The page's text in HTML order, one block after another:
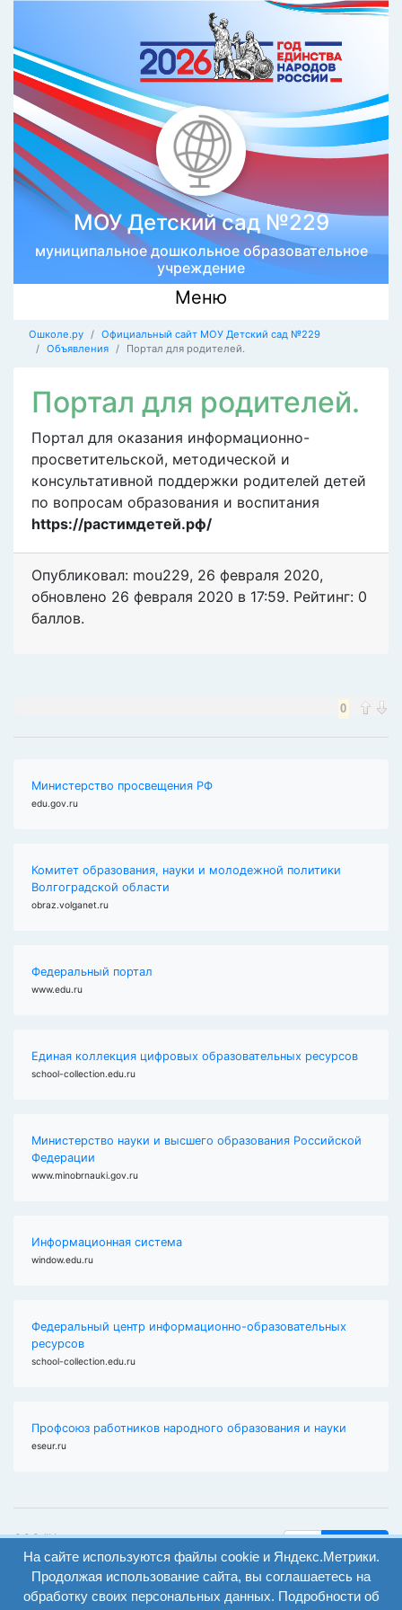
МОУ Детский сад №229
муниципальное дошкольное образовательное
учреждение
Меню
Ошколе.ру
Официальный сайт МОУ Детский сад №229
Объявления
Портал для родителей.
Портал для родителей.
Портал для оказания информационно-
просветительской, методической и
консультативной поддержки родителей детей
по вопросам образования и воспитания
https://растимдетей.рф/
Опубликовал: mou229, 26 февраля 2020,
обновлено 26 февраля 2020 в 17:59. Рейтинг: 0
баллов.
0
Министерство просвещения РФ
edu.gov.ru
Комитет образования, науки и молодежной политики
Волгоградской области
obraz.volganet.ru
Федеральный портал
www.edu.ru
Единая коллекция цифровых образовательных ресурсов
school-collection.edu.ru
Министерство науки и высшего образования Российской
Федерации
www.minobrnauki.gov.ru
Информационная система
window.edu.ru
Федеральный центр информационно-образовательных
ресурсов
school-collection.edu.ru
Профсоюз работников народного образования и науки
eseur.ru
ООО "Центр
образования и
консалтинга"
Волгоград 2008-
2026
вход
регистрация
Версия
сайта для
На сайте используются файлы cookie и Яндекс.Метрики.
Продолжая использование сайта, вы соглашаетесь на
обработку своих персональных данных. Подробности об